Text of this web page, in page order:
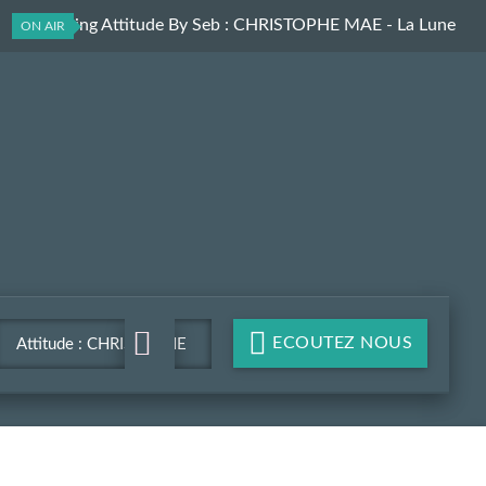
ON AIR
Le Morning Attitude By Seb : CHRISTOPHE MAE - La Lune
Attitude : CHRISTOPHE
MAE - La Lune
ECOUTEZ NOUS